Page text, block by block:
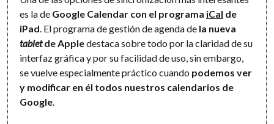
es la de Google Calendar con el programa iCal de
iPad . El programa de gestión de agenda de la nueva
tabletde Appledestaca sobre todo por la claridad de su
interfaz gráfica y por su facilidad de uso, sin embargo,
se vuelve especialmente práctico cuando podemos ver
y modificar en él todos nuestros calendarios de
Google